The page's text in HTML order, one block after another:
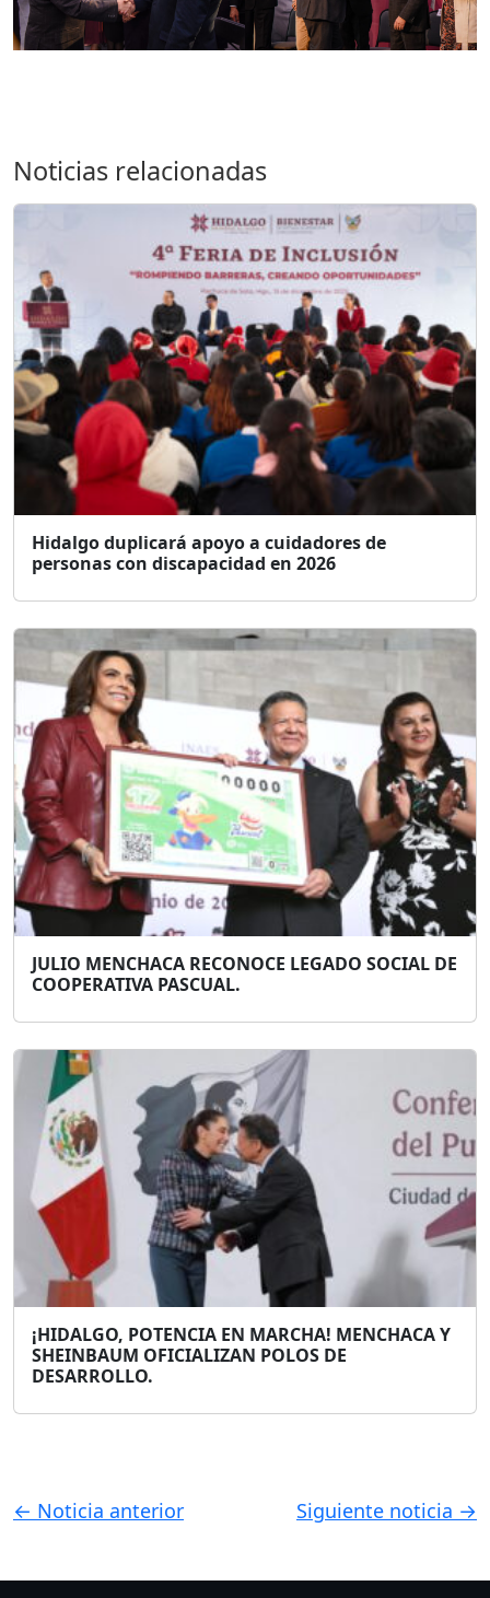
Noticias relacionadas
Hidalgo duplicará apoyo a cuidadores de
personas con discapacidad en 2026
JULIO MENCHACA RECONOCE LEGADO SOCIAL DE
COOPERATIVA PASCUAL.
¡HIDALGO, POTENCIA EN MARCHA! MENCHACA Y
SHEINBAUM OFICIALIZAN POLOS DE
DESARROLLO.
← Noticia anterior Siguiente noticia →